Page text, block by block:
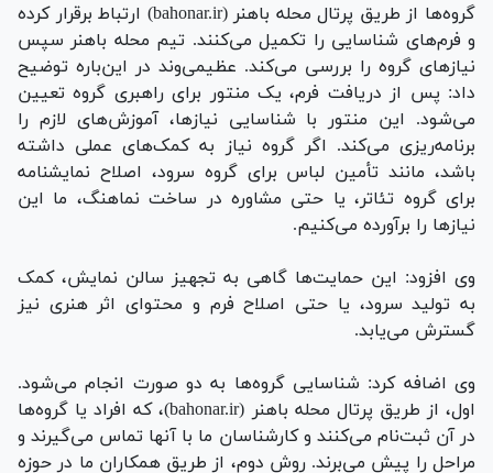
گروه‌ها از طریق پرتال محله باهنر (bahonar.ir) ارتباط برقرار کرده
و فرم‌های شناسایی را تکمیل می‌کنند. تیم محله باهنر سپس
نیاز‌های گروه را بررسی می‌کند. عظیمی‌وند در این‌باره توضیح
داد: پس از دریافت فرم، یک منتور برای راهبری گروه تعیین
می‌شود. این منتور با شناسایی نیازها، آموزش‌های لازم را
برنامه‌ریزی می‌کند. اگر گروه نیاز به کمک‌های عملی داشته
باشد، مانند تأمین لباس برای گروه سرود، اصلاح نمایشنامه
برای گروه تئاتر، یا حتی مشاوره در ساخت نماهنگ، ما این
نیاز‌ها را برآورده می‌کنیم.
وی افزود: این حمایت‌ها گاهی به تجهیز سالن نمایش، کمک
به تولید سرود، یا حتی اصلاح فرم و محتوای اثر هنری نیز
گسترش می‌یابد.
وی اضافه کرد: شناسایی گروه‌ها به دو صورت انجام می‌شود.
اول، از طریق پرتال محله باهنر (bahonar.ir)، که افراد یا گروه‌ها
در آن ثبت‌نام می‌کنند و کارشناسان ما با آنها تماس می‌گیرند و
مراحل را پیش می‌برند. روش دوم، از طریق همکاران ما در حوزه